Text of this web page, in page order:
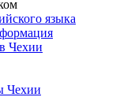
языка
Чехии
Чехии